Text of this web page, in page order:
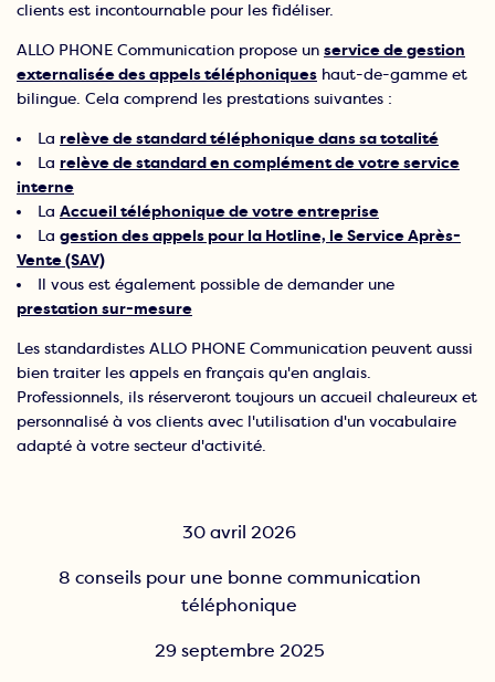
clients est incontournable pour les fidéliser.
ALLO PHONE Communication propose un service de gestion
externalisée des appels téléphoniques haut-de-gamme et
bilingue. Cela comprend les prestations suivantes :
La relève de standard téléphonique dans sa totalité
La relève de standard en complément de votre service
interne
La Accueil téléphonique de votre entreprise
La gestion des appels pour la Hotline, le Service Après-
Vente (SAV)
Il vous est également possible de demander une
prestation sur-mesure
Les standardistes ALLO PHONE Communication peuvent aussi
bien traiter les appels en français qu'en anglais.
Professionnels, ils réserveront toujours un accueil chaleureux et
personnalisé à vos clients avec l'utilisation d'un vocabulaire
adapté à votre secteur d'activité.
30 avril 2026
8 conseils pour une bonne communication
téléphonique
29 septembre 2025